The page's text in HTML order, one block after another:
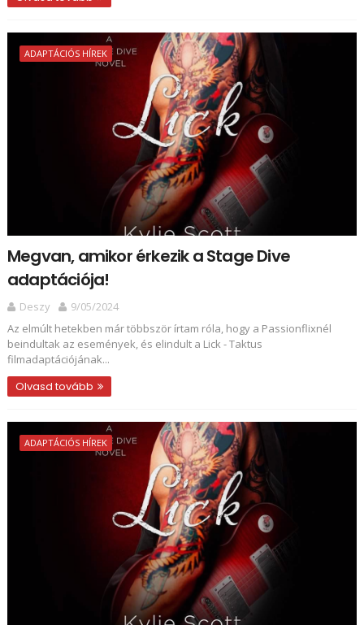
ADAPTÁCIÓS HÍREK
Megvan, amikor érkezik a Stage Dive
adaptációja!
Deszy
9/05/2024
Az elmúlt hetekben már többször írtam róla, hogy a Passionflixnél
beindultak az események, és elindult a Lick - Taktus
filmadaptációjának...
Olvasd tovább
ADAPTÁCIÓS HÍREK